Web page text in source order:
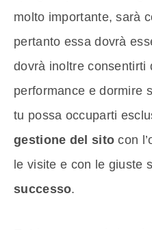
molto importante, sarà
pertanto essa dovrà
dovrà inoltre consentirti
performance e dormire
tu possa occuparti
gestione del sito con
le visite e con le giuste
successo.